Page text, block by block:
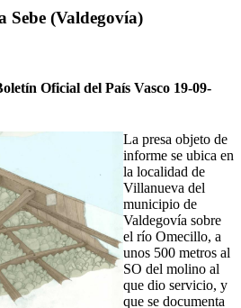
Sebe (Valdegovía)
Oficial del País Vasco 19-09-
La presa objeto de
informe se ubica en
la localidad de
Villanueva del
municipio de
Valdegovía sobre
el río Omecillo, a
unos 500 metros al
SO del molino al
que dio servicio, y
que se documenta